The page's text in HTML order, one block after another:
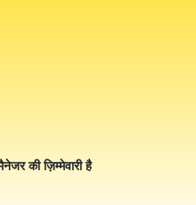
की ज़िम्मेवारी है